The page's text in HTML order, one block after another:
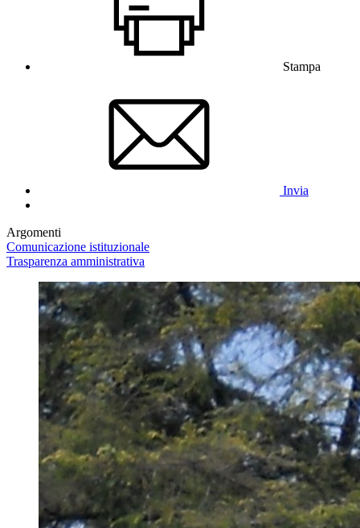
Stampa
Invia
Argomenti
Comunicazione istituzionale
Trasparenza amministrativa